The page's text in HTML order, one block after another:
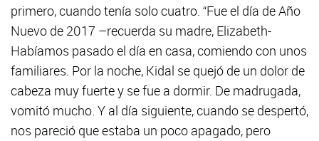
primero, cuando tenía solo cuatro. “Fue el día de Año
Nuevo de 2017 –recuerda su madre, Elizabeth-
Habíamos pasado el día en casa, comiendo con unos
familiares. Por la noche, Kidal se quejó de un dolor de
cabeza muy fuerte y se fue a dormir. De madrugada,
vomitó mucho. Y al día siguiente, cuando se despertó,
nos pareció que estaba un poco apagado, pero